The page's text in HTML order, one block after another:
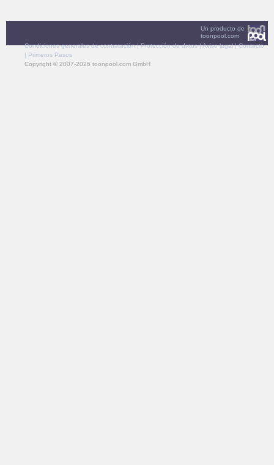
Un producto de
toonpool.com
Condiciones generales de contratación|Protección de datos|Aviso legal|Contacto
| Primeros Pasos
Copyright © 2007-2026 toonpool.com GmbH